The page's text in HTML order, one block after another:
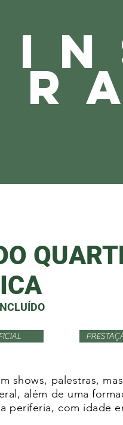
shows, palestras,
além de uma
periferia, com idade